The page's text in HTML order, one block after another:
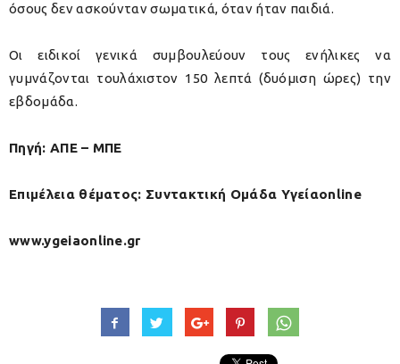
όσους δεν ασκούνταν σωματικά, όταν ήταν παιδιά.
Οι ειδικοί γενικά συμβουλεύουν τους ενήλικες να
γυμνάζονται τουλάχιστον 150 λεπτά (δυόμιση ώρες) την
εβδομάδα.
Πηγή: ΑΠΕ – ΜΠΕ
Επιμέλεια θέματος: Συντακτική Ομάδα Υγείαonline
www.ygeiaonline.gr